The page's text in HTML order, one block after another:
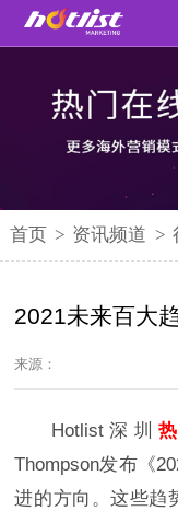
首页 > 资讯频道 >
2021未来百大
来源：
Hotlist深圳
Thompson发布《
进的方向。这些趋